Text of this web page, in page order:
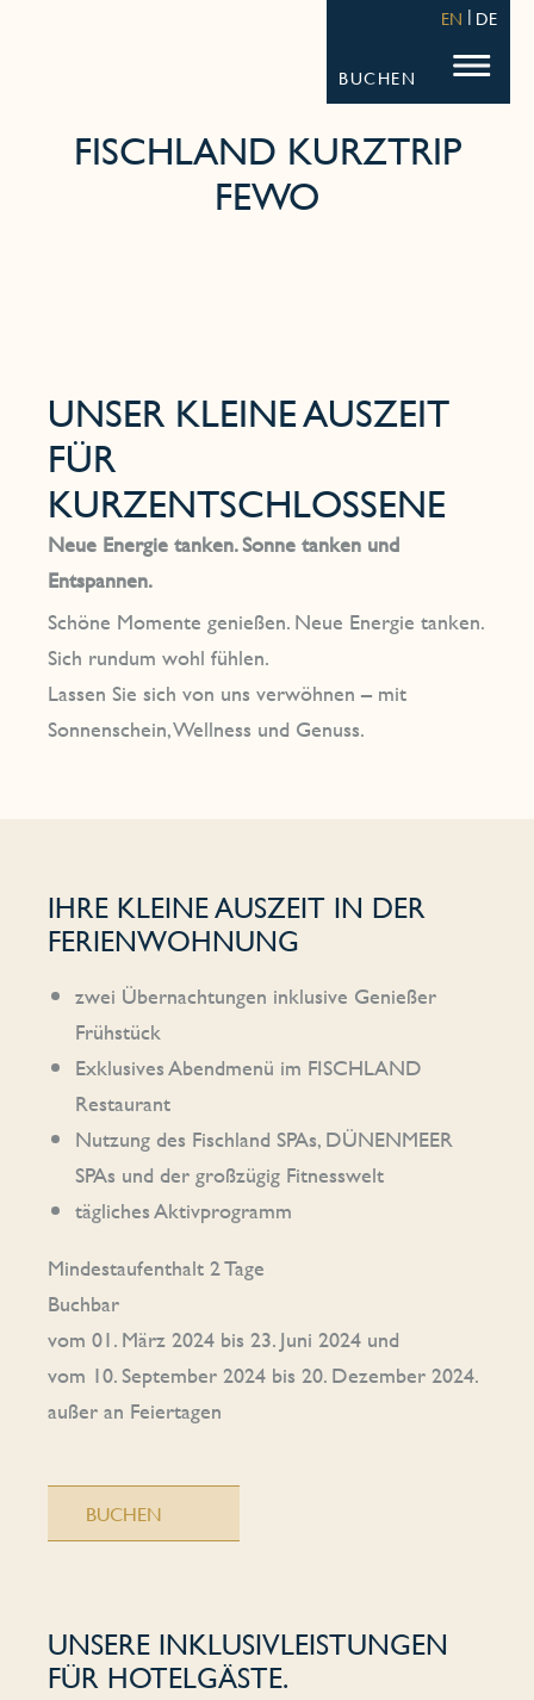
BUCHEN
EN DE
FISCHLAND KURZTRIP
FEWO
UNSER KLEINE AUSZEIT
FÜR
KURZENTSCHLOSSENE
Neue Energie tanken. Sonne tanken und
Entspannen.
Schöne Momente genießen. Neue Energie tanken.
Sich rundum wohl fühlen.
Lassen Sie sich von uns verwöhnen – mit
Sonnenschein, Wellness und Genuss.
IHRE KLEINE AUSZEIT IN DER
FERIENWOHNUNG
zwei Übernachtungen inklusive Genießer
Frühstück
Exklusives Abendmenü im FISCHLAND
Restaurant
Nutzung des Fischland SPAs, DÜNENMEER
SPAs und der großzügig Fitnesswelt
tägliches Aktivprogramm
Mindestaufenthalt 2 Tage
Buchbar
vom 01. März 2024 bis 23. Juni 2024 und
vom 10. September 2024 bis 20. Dezember 2024.
außer an Feiertagen
BUCHEN
UNSERE INKLUSIVLEISTUNGEN
FÜR HOTELGÄSTE.